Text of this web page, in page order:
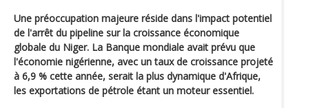
Une préoccupation majeure réside dans l'impact potentiel
de l'arrêt du pipeline sur la croissance économique
globale du Niger. La Banque mondiale avait prévu que
l'économie nigérienne, avec un taux de croissance projeté
à 6,9 % cette année, serait la plus dynamique d'Afrique,
les exportations de pétrole étant un moteur essentiel.